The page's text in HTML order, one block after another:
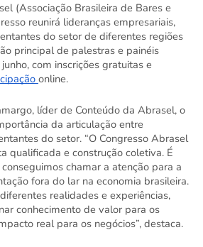
(Associação Brasileira de Bares e
reunirá lideranças empresariais,
do setor de diferentes regiões
principal de palestras e painéis
com inscrições gratuitas e
online.
líder de Conteúdo da Abrasel, o
da articulação entre
do setor. “O Congresso Abrasel
qualificada e construção coletiva. É
chamar a atenção para a
fora do lar na economia brasileira.
realidades e experiências,
conhecimento de valor para os
real para os negócios”, destaca.